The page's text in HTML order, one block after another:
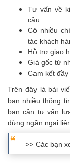
Tư vấn về
cầu
Có nhiều
tác khách
Hỗ trợ giao
Giá gốc từ
Cam kết
Trên đây là bài
bạn nhiều thông
bạn cần tư vấn
đừng ngần ngại
>> Các bạn